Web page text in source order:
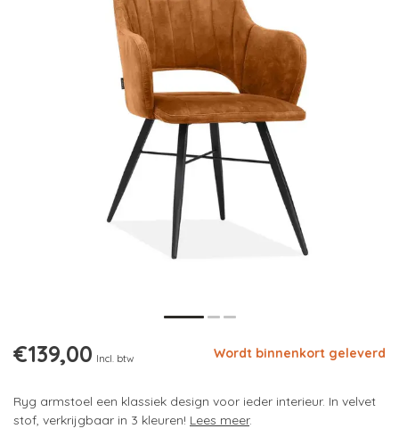
€139,00 Incl. btw Wordt binnenkort geleverd
Ryg armstoel een klassiek design voor ieder interieur. In velvet
stof, verkrijgbaar in 3 kleuren! Lees meer.